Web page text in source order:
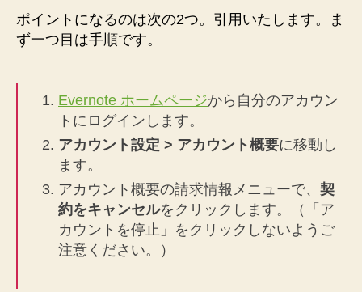
プ
ム
ッ
ク
年
版
を
セ
ッ
ポイントになるのは次の2つ。引用いたします。ま
ず一つ目は手順です。
Evernote ホームページから自分のアカウン
トにログインします。
アカウント設定 > アカウント概要に移動し
ます。
アカウント概要の請求情報メニューで、 契
約をキャンセルをクリックします。（「ア
カウントを停止」をクリックしないようご
注意ください。）